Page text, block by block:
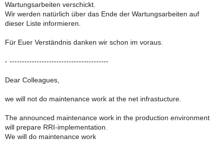
Wartungsarbeiten verschickt.
Wir werden natürlich über das Ende der Wartungsarbeiten auf
dieser Liste informieren.
Für Euer Verständnis danken wir schon im voraus.
- ----------------------------------------
Dear Colleagues,
we will not do maintenance work at the net infrastucture.
The announced maintenance work in the production environment
will prepare RRI-implementation.
We will do maintenance work